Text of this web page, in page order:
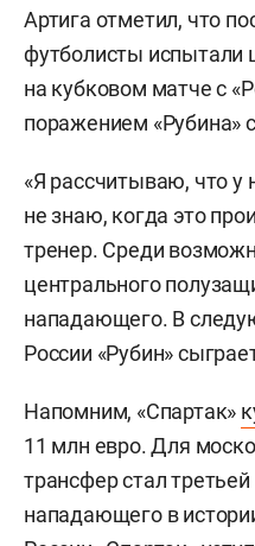
Артига отметил, что
футболисты испытали
на кубковом матче с
поражением «Рубина»
«Я рассчитываю, что у
не знаю, когда это
тренер. Среди
центрального
нападающего. В
России «Рубин»
Напомним, «Спартак»
11 млн евро. Для
трансфер стал
нападающего в